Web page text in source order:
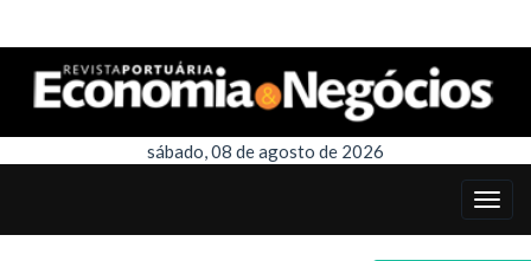
sábado, 08 de agosto de 2026